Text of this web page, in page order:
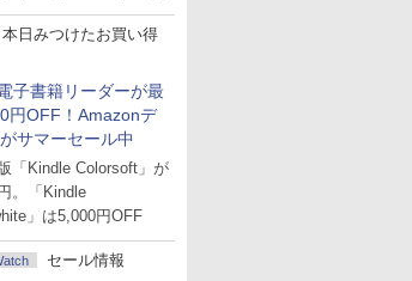
本日みつけたお買い得
子書籍リーダーが最
円OFF！Amazonデ
サマーセール中
「Kindle Colorsoft」が
。「Kindle
」は5,000円OFF
セール情報